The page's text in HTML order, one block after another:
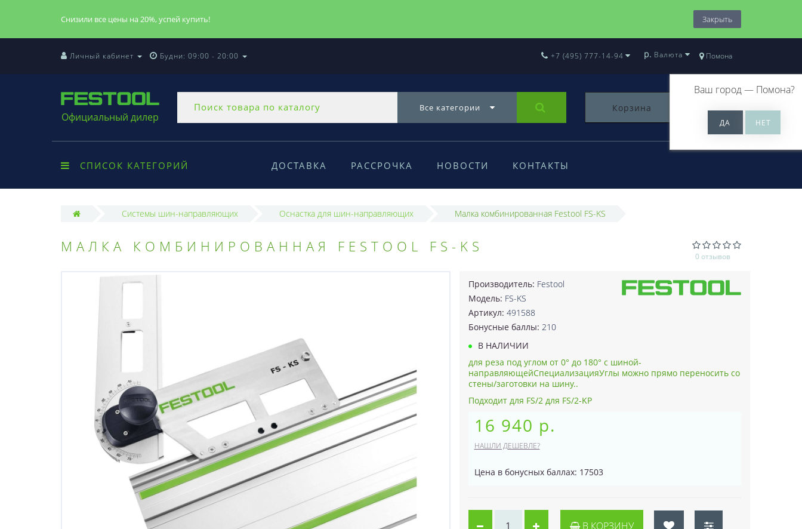
Снизили все цены на 20%, успей купить! Закрыть
Личный кабинет Будни: 09:00 - 20:00 Помона
Ваш город — Помона?
+7 (495) 777-14-94 р. Валюта
Официальный дилер
Все категории Корзина 0
СПИСОК КАТЕГОРИЙ ДОСТАВКА РАССРОЧКА НОВОСТИ КОНТАКТЫ
Системы шин-направляющих Оснастка для шин-направляющих Малка комбинированная Festool FS-KS
МАЛКА КОМБИНИРОВАННАЯ FESTOOL FS-KS
0 отзывов
Производитель: Festool
Модель: FS-KS
Артикул: 491588
Бонусные баллы: 210
В НАЛИЧИИ
для реза под углом от 0° до 180° с шиной-
направляющейСпециализацияУглы можно прямо переносить со
стены/заготовки на шину..
Подходит для FS/2 для FS/2-KP
16 940 р.
НАШЛИ ДЕШЕВЛЕ?
Цена в бонусных баллах: 17503
В КОРЗИНУ